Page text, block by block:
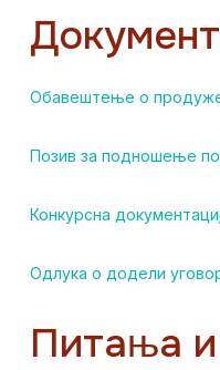
Обавештење о
Позив за подношење
Конкурсна
Одлука о додели
Питања